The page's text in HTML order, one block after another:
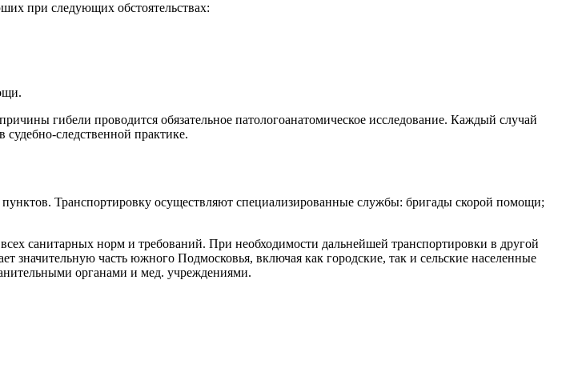
при следующих обстоятельствах:
гибели проводится обязательное патологоанатомическое исследование. Каждый случай
судебно-следственной практике.
Транспортировку осуществляют специализированные службы: бригады скорой помощи;
санитарных норм и требований. При необходимости дальнейшей транспортировки в другой
значительную часть южного Подмосковья, включая как городские, так и сельские населенные
органами и мед. учреждениями.